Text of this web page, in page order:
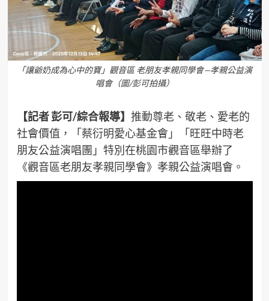
「讓爺奶成為心中的寶」觀音區 老朋友孝親同學會—孝親公益演
唱會（圖/彭可拍攝）
【記者 彭可/綜合報導】 推動尊老、敬老、愛老的
社會價值，「蔡衍明愛心基金會」「旺旺中時老
朋友公益演唱團」特別在桃園市觀音區舉辦了
《觀音區老朋友孝親同學會》孝親公益演唱會。